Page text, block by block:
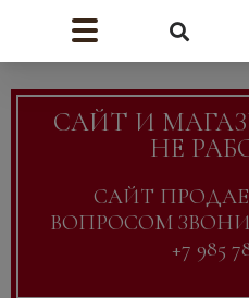
САЙТ И
НЕ
САЙТ
ВОПРОСОМ
+7 985